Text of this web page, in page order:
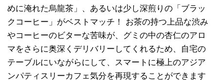
めに淹れた烏龍茶」、あるいは少し深煎りの「ブラッ
クコーヒー」がベストマッチ！ お茶の持つ上品な渋み
やコーヒーのビターな苦味が、グミの中の杏仁のアロ
マをさらに奥深くデリバリーしてくれるため、自宅の
テーブルにいながらにして、スマートに極上のアジア
ンパティスリーカフェ気分を再現することができます